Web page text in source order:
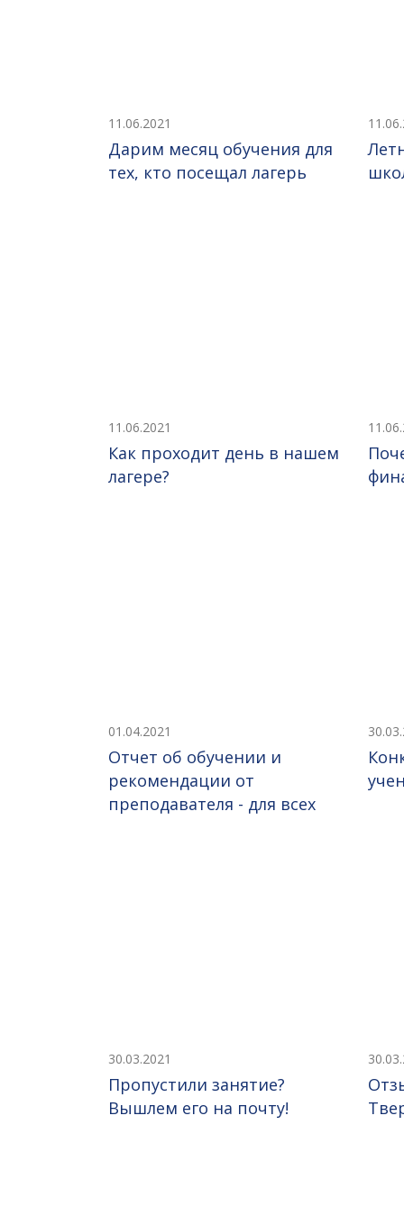
11.06.2021
Дарим месяц обучения для
тех, кто посещал лагерь
11.06.2021
Как проходит день в нашем
лагере?
01.04.2021
Отчет об обучении и
рекомендации от
преподавателя - для всех
30.03.2021
Пропустили занятие?
Вышлем его на почту!